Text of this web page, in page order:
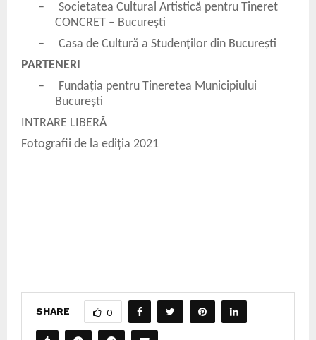
–
Societatea Cultural Artistică pentru Tineret
CONCRET – București
–
Casa de Cultură a Studenților din București
PARTENERI
–
Fundația pentru Tineretea Municipiului
București
INTRARE LIBERĂ
Fotografii de la ediția 2021
SHARE 0